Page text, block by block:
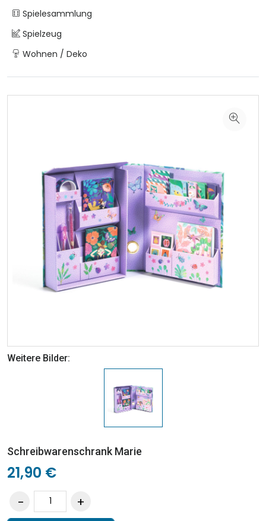
Spielesammlung
Spielzeug
Wohnen / Deko
Weitere Bilder:
Schreibwarenschrank Marie
21,90 €